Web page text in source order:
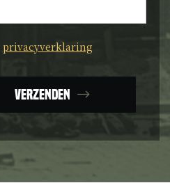
privacyverklaring
Verzenden